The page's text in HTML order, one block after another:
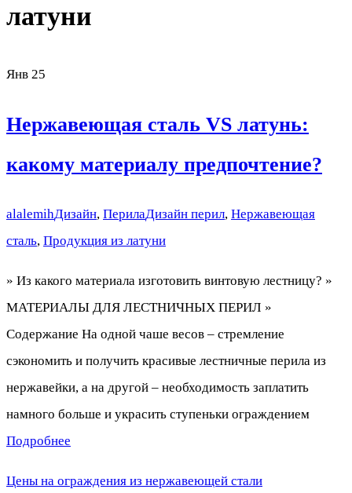
латуни
Янв 25
Нержавеющая сталь VS латунь:
какому материалу предпочтение?
alalemihДизайн, ПерилаДизайн перил, Нержавеющая
сталь, Продукция из латуни
» Из какого материала изготовить винтовую лестницу? »
МАТЕРИАЛЫ ДЛЯ ЛЕСТНИЧНЫХ ПЕРИЛ »
Содержание На одной чаше весов – стремление
сэкономить и получить красивые лестничные перила из
нержавейки, а на другой – необходимость заплатить
намного больше и украсить ступеньки ограждением
Подробнее
Цены на ограждения из нержавеющей стали